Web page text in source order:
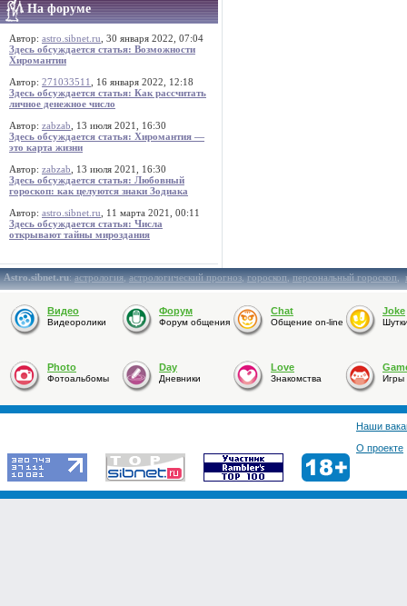
На форуме
Автор: astro.sibnet.ru , 30 января 2022, 07:04
Здесь обсуждается статья: Возможности
Хиромантии
Автор: 271033511
, 16 января 2022, 12:18
Здесь обсуждается статья: Как рассчитать
личное денежное число
Автор: zabzab , 13 июля 2021, 16:30
Здесь обсуждается статья: Хиромантия —
это карта жизни
Автор: zabzab , 13 июля 2021, 16:30
Здесь обсуждается статья: Любовный
гороскоп: как целуются знаки Зодиака
Автор: astro.sibnet.ru , 11 марта 2021, 00:11
Здесь обсуждается статья: Числа
открывают тайны мироздания
Astro.sibnet.ru:астрология,астрологический прогноз,гороскоп,персональный гороскоп,
Видео
Видеоролики
Форум
Форум общения
Chat
Общение on-line
Joke
Photo
Фотоальбомы
Day
Дневники
Love
Знакомства Игры
Наши
О проекте